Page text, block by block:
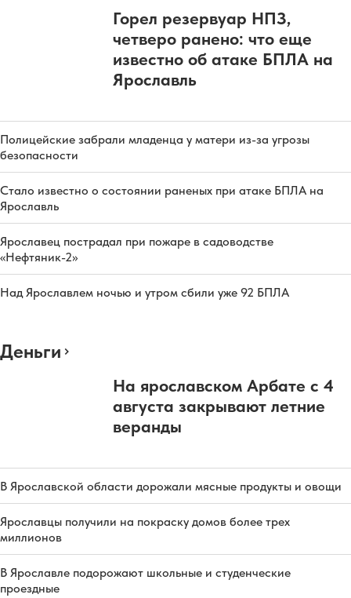
Горел резервуар НПЗ,
четверо ранено: что еще
известно об атаке БПЛА на
Ярославль
Полицейские забрали младенца у матери из-за угрозы
безопасности
Стало известно о состоянии раненых при атаке БПЛА на
Ярославль
Ярославец пострадал при пожаре в садоводстве
«Нефтяник-2»
Над Ярославлем ночью и утром сбили уже 92 БПЛА
Деньги
На ярославском Арбате с 4
августа закрывают летние
веранды
В Ярославской области дорожали мясные продукты и овощи
Ярославцы получили на покраску домов более трех
миллионов
В Ярославле подорожают школьные и студенческие
проездные